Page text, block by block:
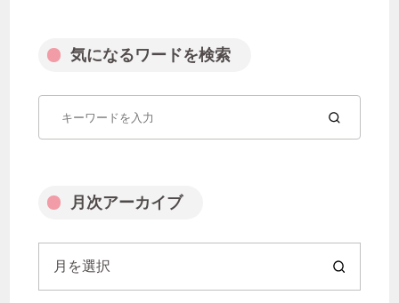
月次アーカイブ
月を選択
気になるワードを検索
月次アーカイブ
月を選択